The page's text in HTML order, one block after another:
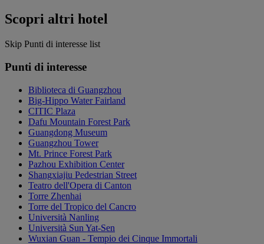
Scopri altri hotel
Skip Punti di interesse list
Punti di interesse
Biblioteca di Guangzhou
Big-Hippo Water Fairland
CITIC Plaza
Dafu Mountain Forest Park
Guangdong Museum
Guangzhou Tower
Mt. Prince Forest Park
Pazhou Exhibition Center
Shangxiajiu Pedestrian Street
Teatro dell'Opera di Canton
Torre Zhenhai
Torre del Tropico del Cancro
Università Nanling
Università Sun Yat-Sen
Wuxian Guan - Tempio dei Cinque Immortali